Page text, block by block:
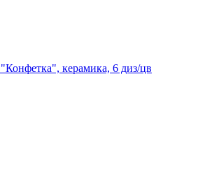
керамика, 6 диз/цв